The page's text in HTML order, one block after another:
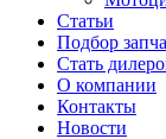
Статьи
Подбор
Стать
О компании
Контакты
Новости